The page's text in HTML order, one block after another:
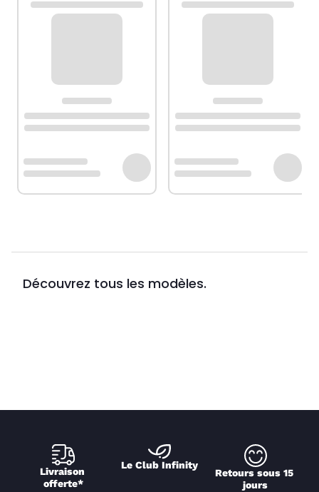
Découvrez tous les modèles.
Livraison
offerte*
Le Club Infinity
Retours sous 15
jours